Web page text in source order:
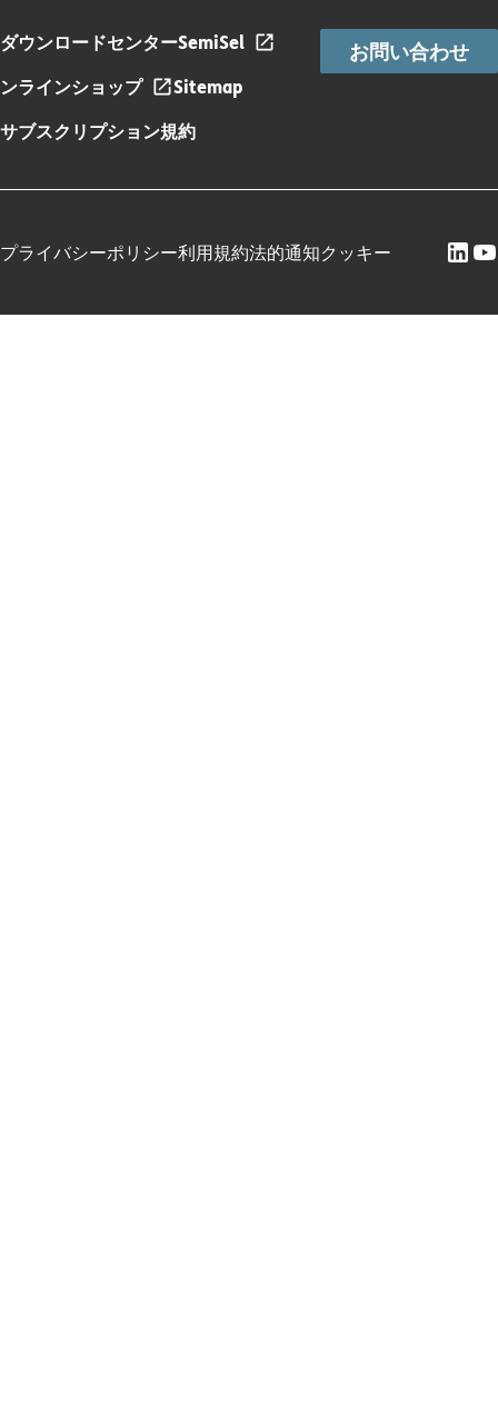
ダウンロードセンターSemiSel
ンラインショップ
Sitemap
サブスクリプション規約
お問い合わせ
プライバシーポリシー利用規約法的通知クッキー